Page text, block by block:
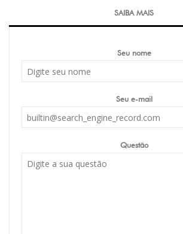
SAIBA MAIS
Seu nome
Seu e-mail
Questão